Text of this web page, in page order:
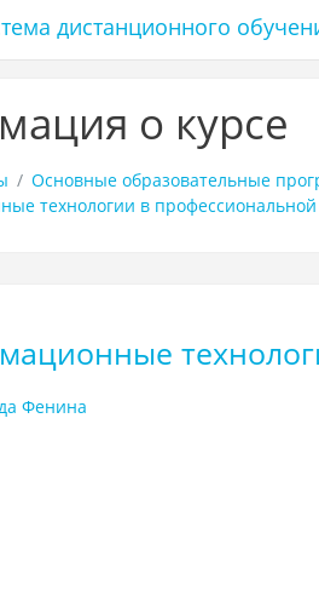
дистанционного
о курсе
Основные образовательные
технологии в
Фенина